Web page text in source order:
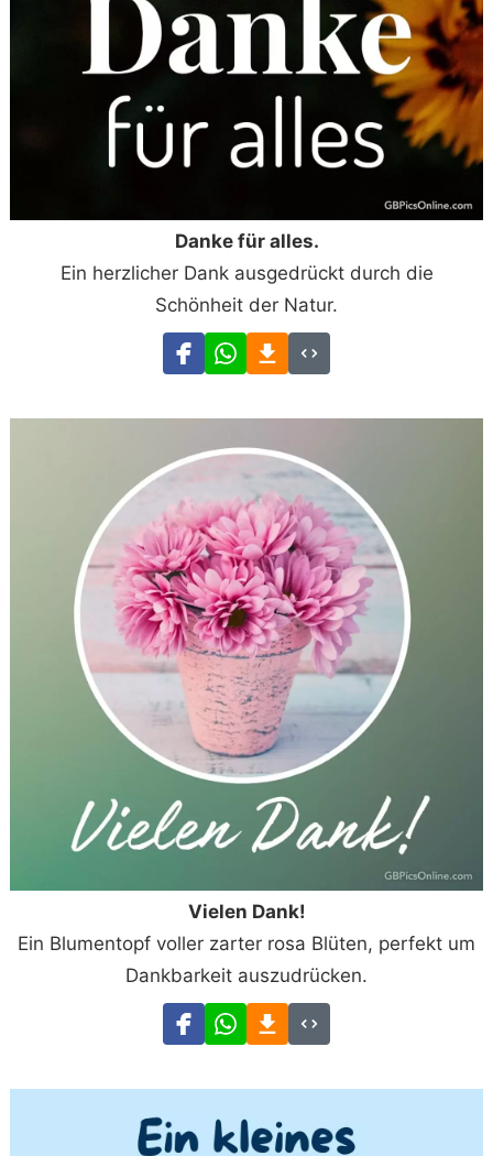
Danke für alles.
Ein herzlicher Dank ausgedrückt durch die
Schönheit der Natur.
Vielen Dank!
Ein Blumentopf voller zarter rosa Blüten, perfekt um
Dankbarkeit auszudrücken.